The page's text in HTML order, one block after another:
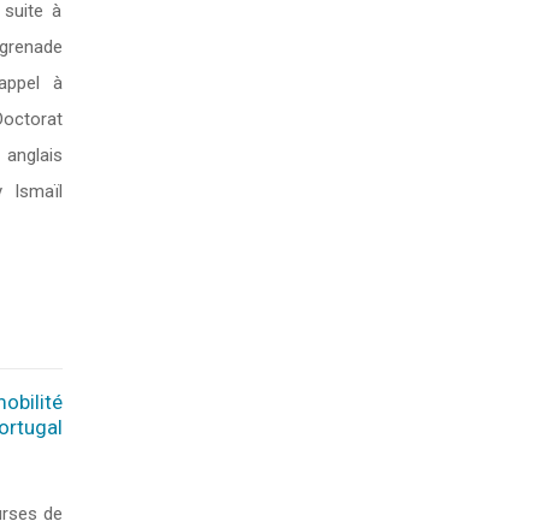
suite à
à
Ismaïl
de